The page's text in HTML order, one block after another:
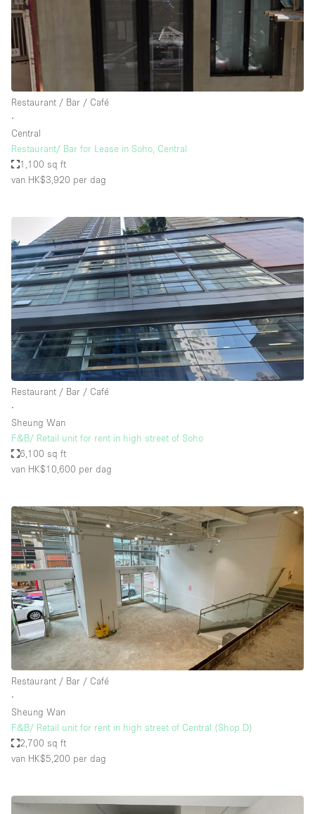
Restaurant / Bar / Café
∙
Central
Restaurant/ Bar for Lease in Soho, Central
1,100 sq ft
van HK$3,920 per dag
Restaurant / Bar / Café
∙
Sheung Wan
F&B/ Retail unit for rent in high street of Soho
6,100 sq ft
van HK$10,600 per dag
Restaurant / Bar / Café
∙
Sheung Wan
F&B/ Retail unit for rent in high street of Central (Shop D)
2,700 sq ft
van HK$5,200 per dag